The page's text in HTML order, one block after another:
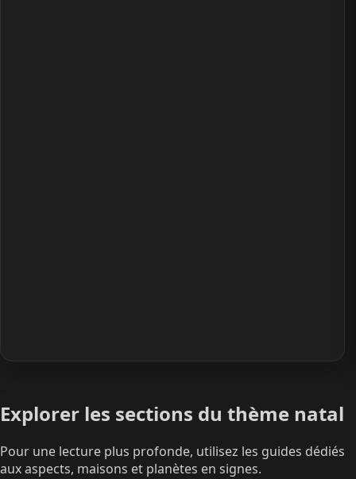
Explorer les sections du thème natal
Pour une lecture plus profonde, utilisez les guides dédiés
aux aspects, maisons et planètes en signes.